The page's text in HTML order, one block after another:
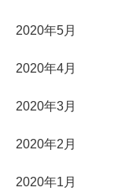
2020年5月
2020年4月
2020年3月
2020年2月
2020年1月